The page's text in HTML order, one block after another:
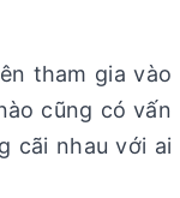
tham gia vào
cũng có vấn
cãi nhau với ai